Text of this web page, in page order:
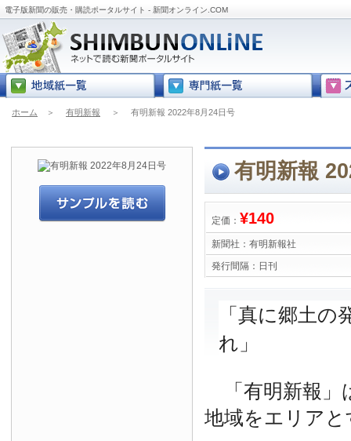
電子版新聞の販売・購読ポータルサイト - 新聞オンライン.COM
ホーム ＞ 有明新報 ＞ 有明新報 2022年8月24日号
有明新報
定価： ¥140
新聞社： 有明新報社
発行間隔： 日刊
「真に郷土の
れ」
「有明新報」
地域をエリア